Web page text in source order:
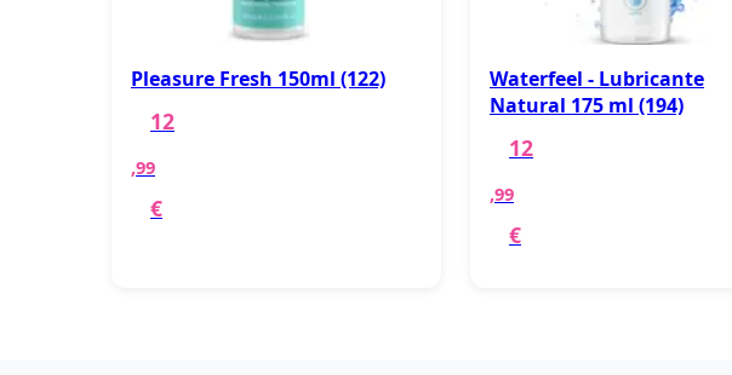
Pleasure Fresh 150ml (122)
12
,99
€
Waterfeel - Lubricante
Natural 175 ml (194)
12
,99
€